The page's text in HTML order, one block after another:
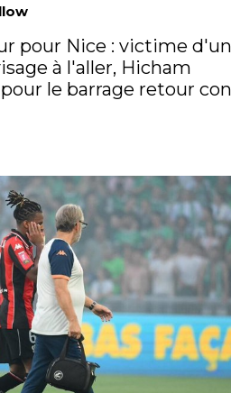
pour Nice : victime d'un
à l'aller, Hicham
le barrage retour